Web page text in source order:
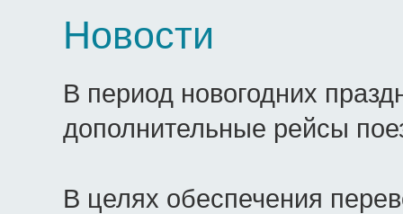
Новости
В период новогодних
дополнительные рейсы
В целях обеспечения